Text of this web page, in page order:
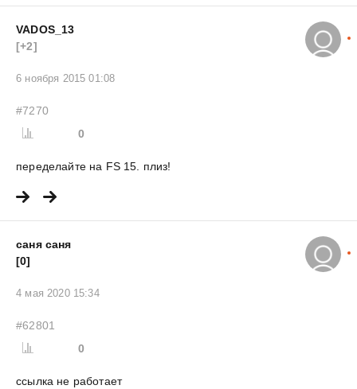
VADOS_13
[+2]
6 ноября 2015 01:08
#7270
0
переделайте на FS 15. плиз!
саня саня
[0]
4 мая 2020 15:34
#62801
0
ссылка не работает